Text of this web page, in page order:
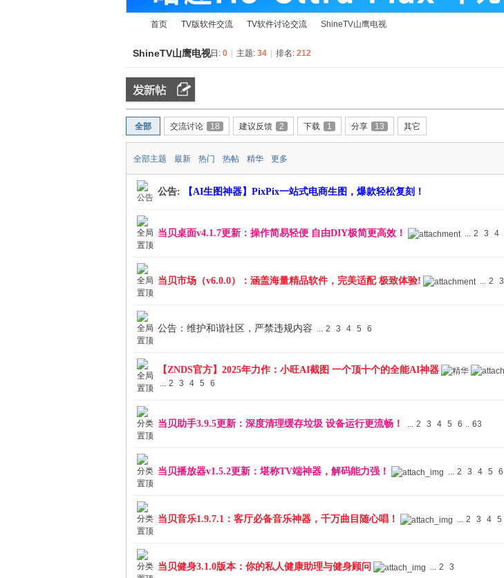
ZN»
首页 TV版软件交流 TV软件讨论交流 ShineTV山鹰电视
ShineTV山鹰电视今日: 0 主题: 34 排名: 212
全部 交流讨论 18 建议反馈 2 下载 1 分享 13 其它
全部主题 最新 热门 热帖 精华 更多
公告: 【AI生图神器】PixPix一站式电商生图，爆款轻松复刻！
当贝桌面v4.1.7更新：操作简易轻便 自由DIY极简更高效！ ... 2 3 4
当贝市场（v6.0.0）：涵盖海量精品软件，完美适配 极致体验! ... 2 3
公告：维护和谐社区，严禁违规内容 ... 2 3 4 5 6
【ZNDS官方】2025年力作：小旺AI截图 一个顶十个的全能AI神器
... 2 3 4 5 6
当贝助手3.9.5更新：深度清理缓存垃圾 设备运行更流畅！ ... 2 3 4 5 6 .. 63
当贝播放器v1.5.2更新：堪称TV端神器，解码能力强！ ... 2 3 4 5 6
当贝音乐1.9.7.1：客厅必备音乐神器，千万曲目随心唱！ ... 2 3 4 5
当贝健身3.1.0版本：你的私人健康助理与健身顾问 ... 2 3